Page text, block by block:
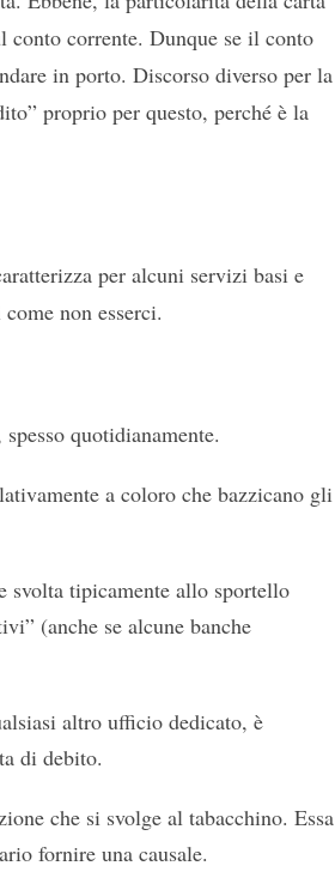
conto corrente. Dunque se il conto
in porto. Discorso diverso per la
proprio per questo, perché è la
per alcuni servizi basi e
non esserci.
quotidianamente.
a coloro che bazzicano gli
svolta tipicamente allo sportello
(anche se alcune banche
altro ufficio dedicato, è
di debito.
che si svolge al tabacchino. Essa
fornire una causale.